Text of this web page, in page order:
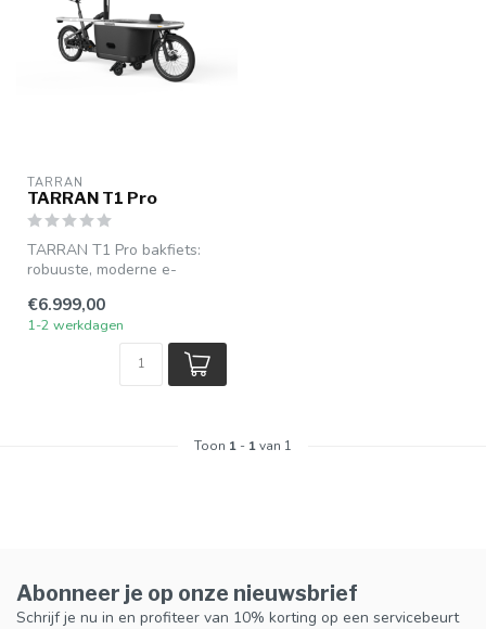
TARRAN
TARRAN T1 Pro
TARRAN T1 Pro bakfiets:
robuuste, moderne e-
elektrische o...
€6.999,00
1-2 werkdagen
Toon 1 - 1van 1
Abonneer je op onze nieuwsbrief
Schrijf je nu in en profiteer van 10% korting op een servicebeurt